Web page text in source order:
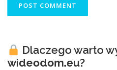
Dlaczego warto
wideodom.eu?